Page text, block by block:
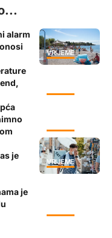
VRIJEME
alarm
VRIJEME
je
je